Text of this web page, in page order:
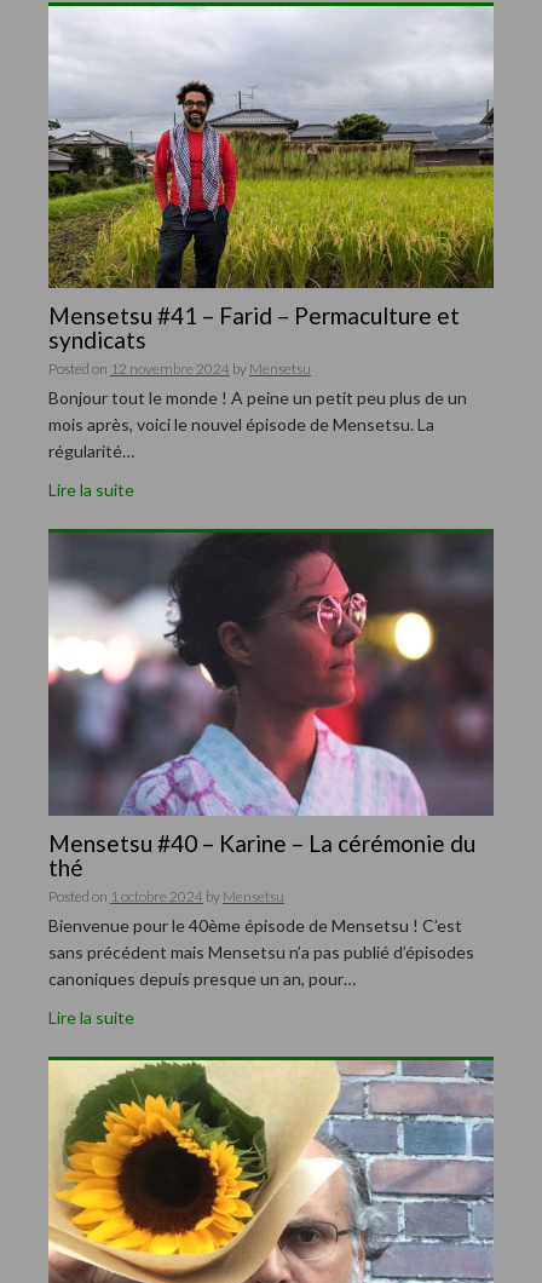
Mensetsu #41 – Farid – Permaculture et
syndicats
Posted on 12 novembre 2024 by Mensetsu
Bonjour tout le monde ! A peine un petit peu plus de un
mois après, voici le nouvel épisode de Mensetsu. La
régularité…
Lire la suite
Mensetsu #40 – Karine – La cérémonie du
thé
Posted on 1 octobre 2024 by Mensetsu
Bienvenue pour le 40ème épisode de Mensetsu ! C’est
sans précédent mais Mensetsu n’a pas publié d’épisodes
canoniques depuis presque un an, pour…
Lire la suite